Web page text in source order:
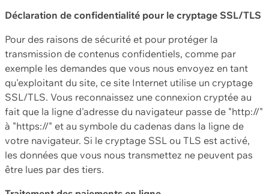
Déclaration de confidentialité pour le cryptage SSL/TLS
Pour des raisons de sécurité et pour protéger la
transmission de contenus confidentiels, comme par
exemple les demandes que vous nous envoyez en tant
qu'exploitant du site, ce site Internet utilise un cryptage
SSL/TLS. Vous reconnaissez une connexion cryptée au
fait que la ligne d'adresse du navigateur passe de "http://"
à "https://" et au symbole du cadenas dans la ligne de
votre navigateur. Si le cryptage SSL ou TLS est activé,
les données que vous nous transmettez ne peuvent pas
être lues par des tiers.